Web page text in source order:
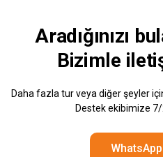
Aradığınızı
Bizimle
Daha fazla tur veya diğer şeyler
Destek ekibimize